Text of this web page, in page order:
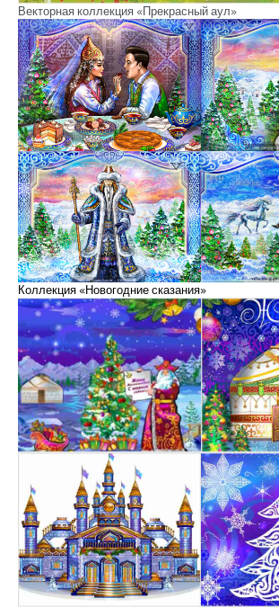
Векторная коллекция «Прекрасный аул»
Коллекция «Новогодние сказания»